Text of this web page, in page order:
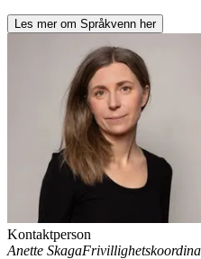
Les mer om Språkvenn her
Kontaktperson
Anette Skaga